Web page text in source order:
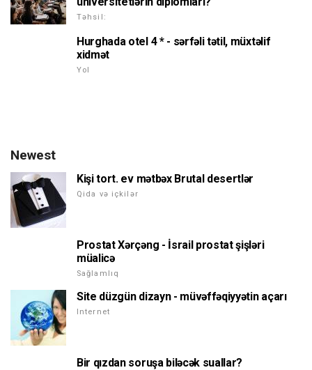
Təhsil:
Hurghada otel 4 * - sərfəli tətil, müxtəlif
xidmət
Yol
Newest
Kişi tort. ev mətbəx Brutal desertlər
Qida və içkilər
Prostat Xərçəng - İsrail prostat şişləri
müalicə
Sağlamlıq
Site düzgün dizayn - müvəffəqiyyətin açarı
Internet
Bir qızdan soruşa biləcək suallar?